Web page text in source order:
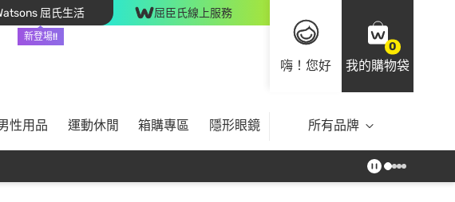
屈氏生活
新登場!!
屈臣氏線上服務
嗨！您好
0
我的購物袋
性用品 運動休閒 箱購專區 隱形眼鏡 所有品牌